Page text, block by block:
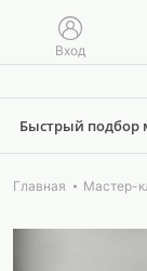
Вход
Быстрый подбор
Главная Мастер-